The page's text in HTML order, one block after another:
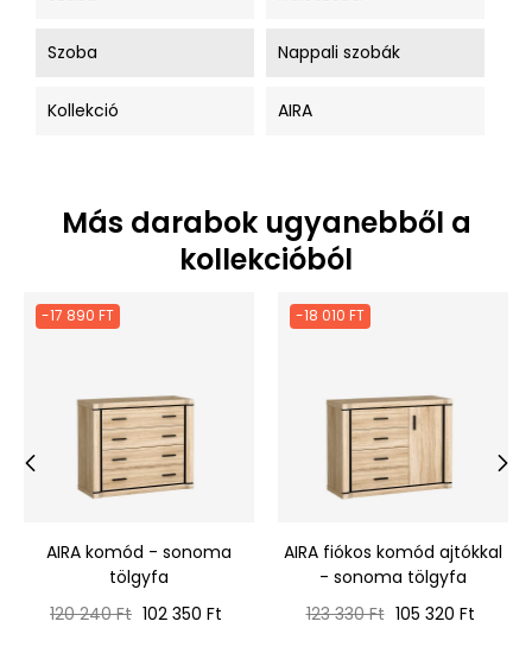
Szoba Nappali szobák
Kollekció AIRA
Más darabok ugyanebből a
kollekcióból
-17 890 FT
AIRA komód - sonoma
tölgyfa
Normál
120 240 Ft Ár
102 350 Ft
-18 010 FT
AIRA fiókos komód ajtókkal
- sonoma tölgyfa
Normál
123 330 Ft Ár
105 320 Ft